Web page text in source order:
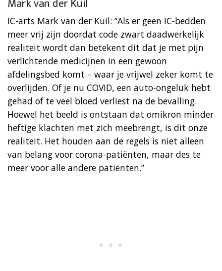
IC-arts Mark van der Kuil: “Als er geen IC-bedden
meer vrij zijn doordat code zwart daadwerkelijk
realiteit wordt dan betekent dit dat je met pijn
verlichtende medicijnen in een gewoon
afdelingsbed komt – waar je vrijwel zeker komt te
overlijden. Of je nu COVID, een auto-ongeluk hebt
gehad of te veel bloed verliest na de bevalling.
Hoewel het beeld is ontstaan dat omikron minder
heftige klachten met zich meebrengt, is dit onze
realiteit. Het houden aan de regels is niet alleen
van belang voor corona-patiënten, maar des te
meer voor alle andere patiënten.”